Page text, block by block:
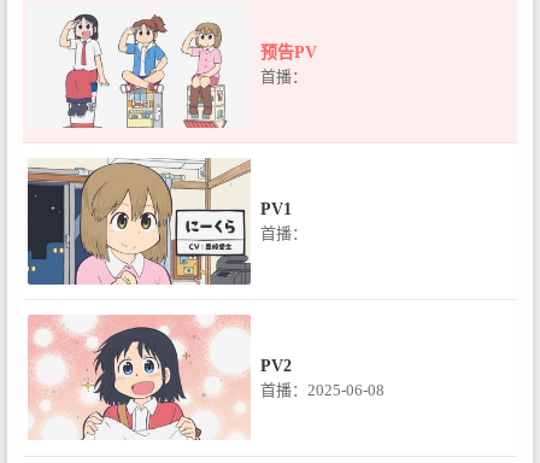
预告PV
首播：
PV1
首播：
PV2
首播：2025-06-08